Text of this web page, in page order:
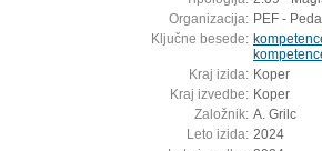
Organizacija: PEF -
Ključne besede:
Kraj izida: Koper
Kraj izvedbe: Koper
Založnik: A. Grilc
Leto izida: 2024